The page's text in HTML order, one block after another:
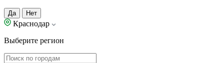
Да Нет
Краснодар
Выберите регион